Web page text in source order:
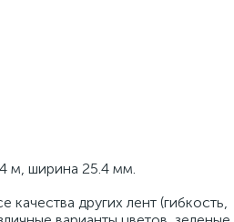
м, ширина 25.4 мм.
других лент (гибкость,